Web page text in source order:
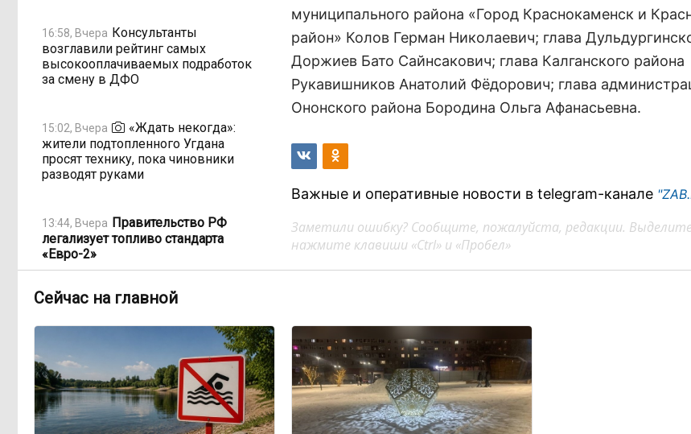
16:58, Вчера Консультанты
возглавили рейтинг самых
высокооплачиваемых подработок
за смену в ДФО
15:02, Вчера
«Ждать некогда»:
жители подтопленного Угдана
просят технику, пока чиновники
разводят руками
13:44, Вчера Правительство РФ
легализует топливо стандарта
«Евро-2»
12:33, Вчера
Власти: Забайкалье
11:05, Вчера
«В большинстве
регионов индексация прошла с 1
января»: почему Забайкалье
задержало повышение зарплат
бюджетникам
муниципального района «Город Краснокаменск и
район» Колов Герман Николаевич; глава
Доржиев Бато Сайнсакович; глава Калганского района
Рукавишников Анатолий Фёдорович; глава
Ононского района Бородина Ольга Афанасьевна.
Важные и оперативные новости в telegram-канале
Заметили ошибку? Сообщите, пожалуйста, редакции.
нажмите клавиши «Ctrl» и «Пробел»
Сейчас на главной